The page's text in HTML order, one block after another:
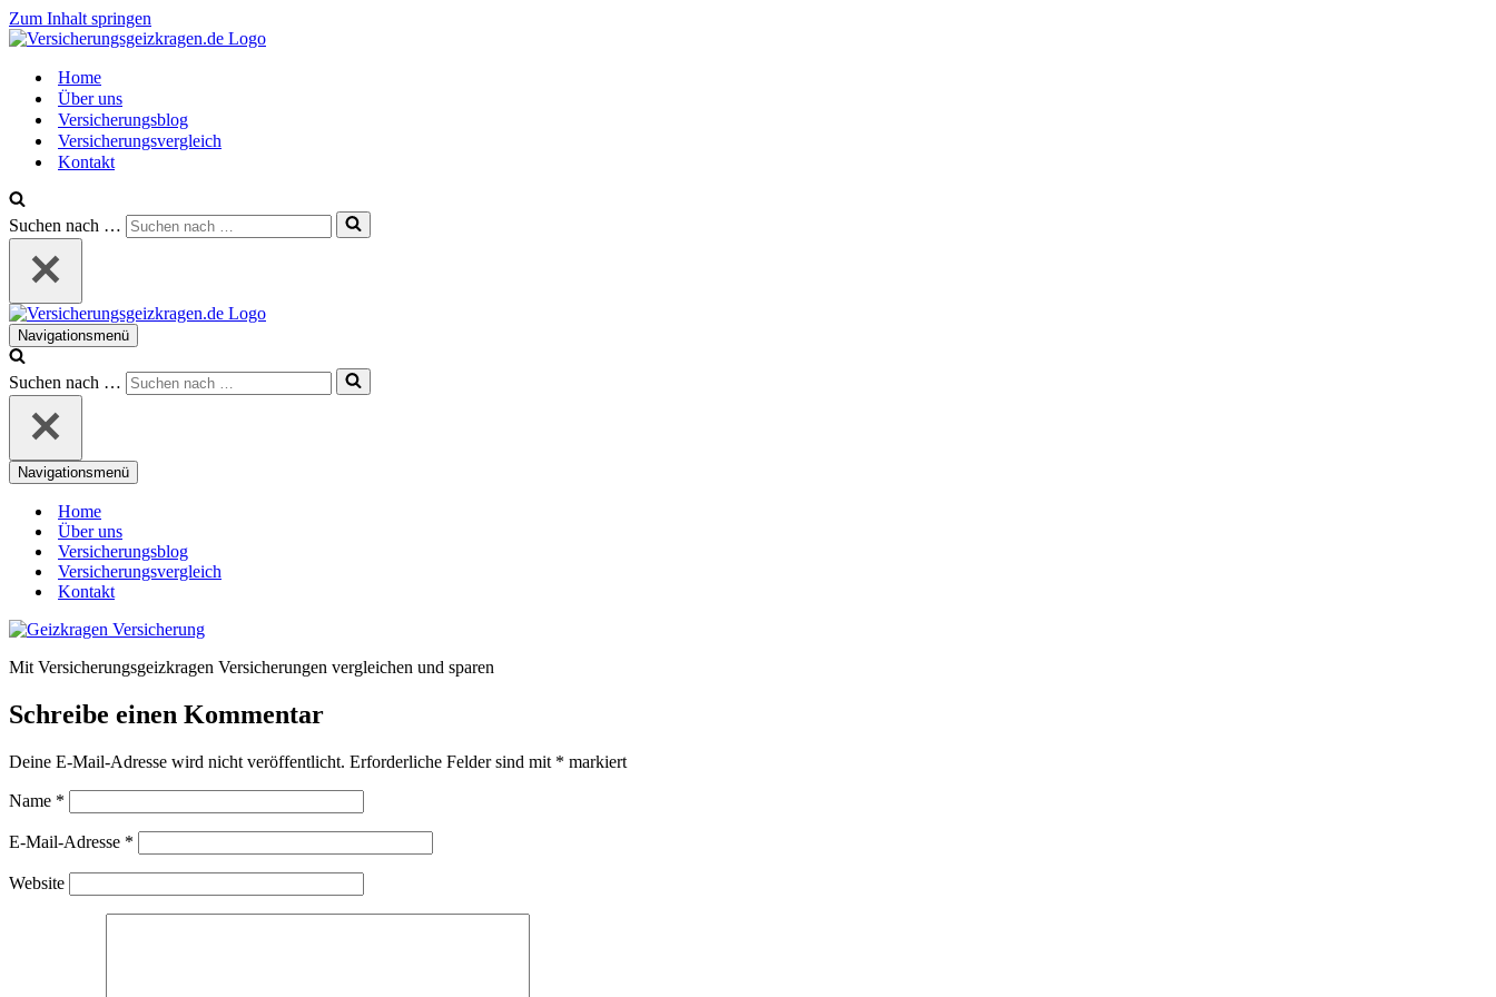
Zum Inhalt springen
Home
Über uns
Versicherungsblog
Versicherungsvergleich
Kontakt
Suchen nach …
Navigationsmenü
Suchen nach …
Navigationsmenü
Home
Über uns
Versicherungsblog
Versicherungsvergleich
Kontakt
Mit Versicherungsgeizkragen Versicherungen vergleichen und sparen
Schreibe einen Kommentar
Deine E-Mail-Adresse wird nicht veröffentlicht. Erforderliche Felder sind mit * markiert
Name *
E-Mail-Adresse *
Website